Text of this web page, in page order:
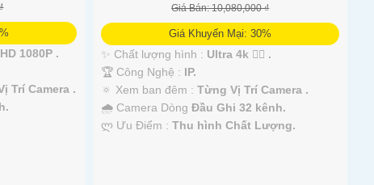
1080P .
Trí Camera .
Giá Bán: 10,080,000 ₫
Giá Khuyến Mại: 30%
✨ Chất lượng hình : Ultra 4k 👍🏾 .
🏆 Công Nghệ : IP.
🔅 Xem ban đêm :Từng Vị Trí Camera .
🌧️ Camera DòngĐầu Ghi 32 kênh.
️ლ Ưu Điểm :Thu hình Chất Lượng.